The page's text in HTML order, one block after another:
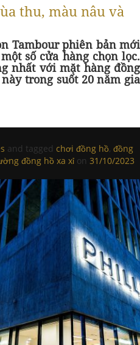
thu, màu nâu và
Tambour phiên bản mới
số cửa hàng chọn lọc.
nhất với mặt hàng đồng
trong suốt 20 năm gia
and tagged chơi đồng hồ, đồng
đồng hồ xa xỉ on 31/10/2023